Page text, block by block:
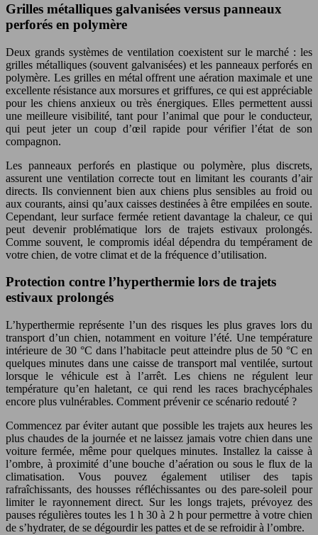
Grilles métalliques galvanisées versus panneaux
perforés en polymère
Deux grands systèmes de ventilation coexistent sur le marché : les
grilles métalliques (souvent galvanisées) et les panneaux perforés en
polymère. Les grilles en métal offrent une aération maximale et une
excellente résistance aux morsures et griffures, ce qui est appréciable
pour les chiens anxieux ou très énergiques. Elles permettent aussi
une meilleure visibilité, tant pour l’animal que pour le conducteur,
qui peut jeter un coup d’œil rapide pour vérifier l’état de son
compagnon.
Les panneaux perforés en plastique ou polymère, plus discrets,
assurent une ventilation correcte tout en limitant les courants d’air
directs. Ils conviennent bien aux chiens plus sensibles au froid ou
aux courants, ainsi qu’aux caisses destinées à être empilées en soute.
Cependant, leur surface fermée retient davantage la chaleur, ce qui
peut devenir problématique lors de trajets estivaux prolongés.
Comme souvent, le compromis idéal dépendra du tempérament de
votre chien, de votre climat et de la fréquence d’utilisation.
Protection contre l’hyperthermie lors de trajets
estivaux prolongés
L’hyperthermie représente l’un des risques les plus graves lors du
transport d’un chien, notamment en voiture l’été. Une température
intérieure de 30 °C dans l’habitacle peut atteindre plus de 50 °C en
quelques minutes dans une caisse de transport mal ventilée, surtout
lorsque le véhicule est à l’arrêt. Les chiens ne régulent leur
température qu’en haletant, ce qui rend les races brachycéphales
encore plus vulnérables. Comment prévenir ce scénario redouté ?
Commencez par éviter autant que possible les trajets aux heures les
plus chaudes de la journée et ne laissez jamais votre chien dans une
voiture fermée, même pour quelques minutes. Installez la caisse à
l’ombre, à proximité d’une bouche d’aération ou sous le flux de la
climatisation. Vous pouvez également utiliser des tapis
rafraîchissants, des housses réfléchissantes ou des pare-soleil pour
limiter le rayonnement direct. Sur les longs trajets, prévoyez des
pauses régulières toutes les 1 h 30 à 2 h pour permettre à votre chien
de s’hydrater, de se dégourdir les pattes et de se refroidir à l’ombre.